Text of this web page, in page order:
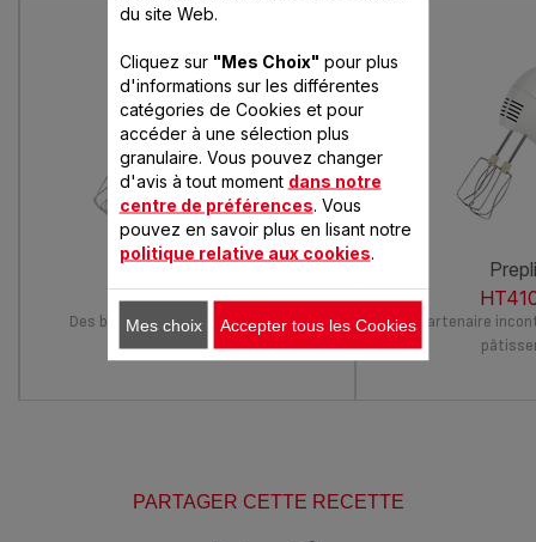
powermix
HT612100
Des blancs montés en neige en 60
secondes !
Le partenaire
PARTAGER CETTE RECETTE
du site Web.
Cliquez sur "Mes Choix" pour plus
d'informations sur les différentes
catégories de Cookies et pour
accéder à une sélection plus
granulaire. Vous pouvez changer
d'avis à tout moment dans notre
centre de préférences . Vous
pouvez en savoir plus en lisant notre
politique relative aux cookies
Mes choix Accepter tous les Cookies